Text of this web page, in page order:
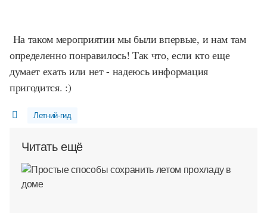
На таком мероприятии мы были впервые, и нам там
определенно понравилось! Так что, если кто еще
думает ехать или нет - надеюсь информация
пригодится. :)
Летний-гид
Читать ещё